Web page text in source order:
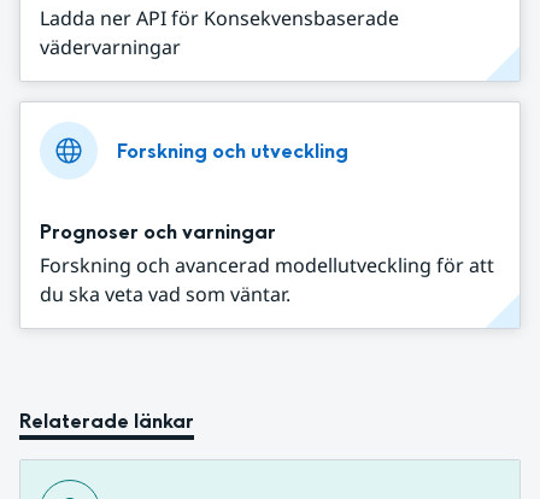
Ladda ner API för Konsekvensbaserade
vädervarningar
Forskning och utveckling
Prognoser och varningar
Forskning och avancerad modellutveckling för att
du ska veta vad som väntar.
Relaterade länkar